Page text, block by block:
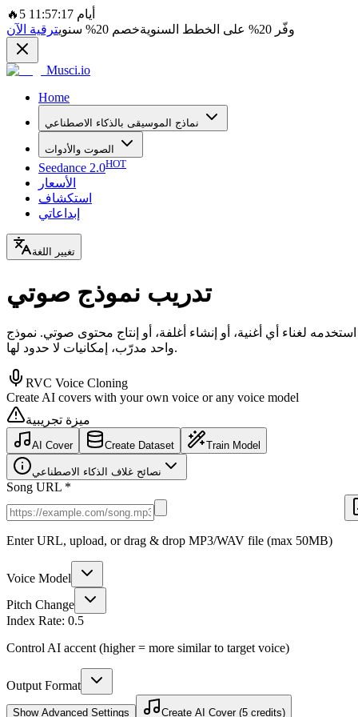
🔥
5 أيام 11:57:17
وفّر 20% على الخطط السنويةخصم 20% سنويترقية الآن
Musci.io
Home
نماذج الموسيقى بالذكاء الاصطناعي
الصوت والأدوات
Seedance 2.0HOT
الأسعار
استكشاف
إبداعاتي
تغيير اللغة
تدريب نموذج صوتي
يلتقط صوتك بدقة. ارفع عينات صوتية، وسيُنشئ الذكاء الاصطناعي نموذجك الصوتي الشخصي في 30 دقيقة. استخدمه لغناء أي أغنية، أو إنشاء أغلفة، أو إنتاج محتوى صوتي. نموذج
واحد مدرّب، إمكانيات لا حدود لها.
RVC Voice Cloning
Create AI covers with your own voice or any voice model
ميزة تجريبية
AI Cover Create Dataset Train Model
نصائح غلاف الذكاء الاصطناعي
Song URL *
Enter URL, upload, or drag & drop MP3/WAV file (max 50MB)
Voice Model
Pitch Change
Index Rate: 0.5
Control AI accent (higher = more similar to target voice)
Output Format
ShowAdvanced Settings Create AI Cover (5 credits)